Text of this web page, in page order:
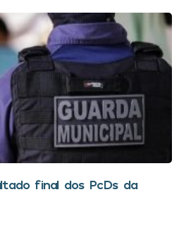
final dos PcDs da